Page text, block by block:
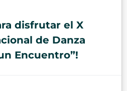
disfrutar el X
de Danza
Encuentro”!